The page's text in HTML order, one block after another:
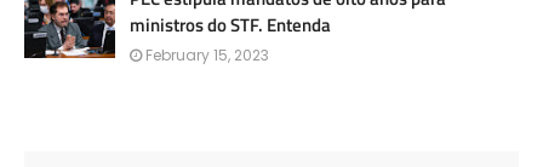
ministros do STF. Entenda
February 15, 2023